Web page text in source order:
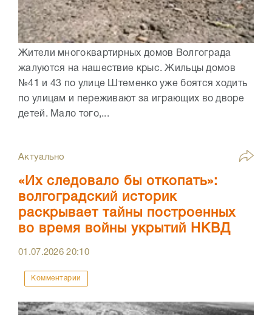
Жители многоквартирных домов Волгограда
жалуются на нашествие крыс. Жильцы домов
№41 и 43 по улице Штеменко уже боятся ходить
по улицам и переживают за играющих во дворе
детей. Мало того,...
Актуально
«Их следовало бы откопать»:
волгоградский историк
раскрывает тайны построенных
во время войны укрытий НКВД
01.07.202620:10
Комментарии